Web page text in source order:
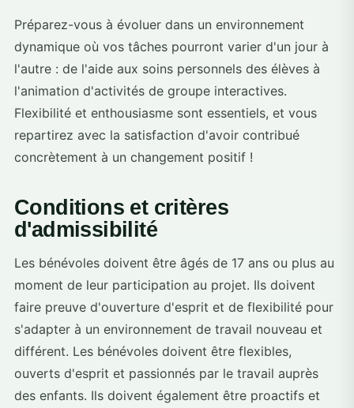
Préparez-vous à évoluer dans un environnement
dynamique où vos tâches pourront varier d'un jour à
l'autre : de l'aide aux soins personnels des élèves à
l'animation d'activités de groupe interactives.
Flexibilité et enthousiasme sont essentiels, et vous
repartirez avec la satisfaction d'avoir contribué
concrètement à un changement positif !
Conditions et critères
d'admissibilité
Les bénévoles doivent être âgés de 17 ans ou plus au
moment de leur participation au projet. Ils doivent
faire preuve d'ouverture d'esprit et de flexibilité pour
s'adapter à un environnement de travail nouveau et
différent. Les bénévoles doivent être flexibles,
ouverts d'esprit et passionnés par le travail auprès
des enfants. Ils doivent également être proactifs et